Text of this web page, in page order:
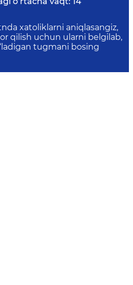
xatoliklarni aniqlasangiz,
qilish uchun ularni belgilab,
tugmani bosing